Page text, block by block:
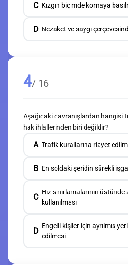
C Kızgın biçimde kornaya
D Nezaket ve saygı
4/ 16
Aşağıdaki davranışlardan hangisi
hak ihlallerinden biri değildir?
A Trafik kurallarına riayet
B En soldaki şeridin sürekli
C
Hız sınırlamalarının üstünde
kullanılması
D
Engelli kişiler için ayrılmış
edilmesi